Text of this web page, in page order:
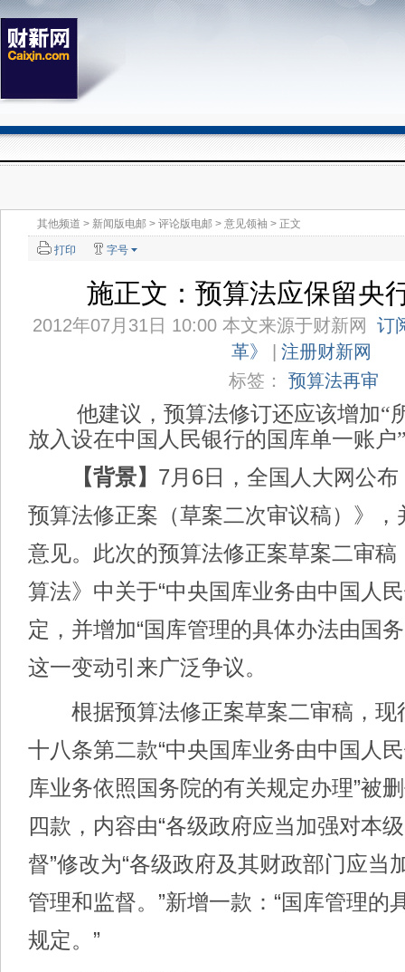
其他频道 > 新闻版电邮 > 评论版电邮 > 意见领袖 > 正文
打印 字号
施正文：预算法应保留央
2012年07月31日 10:00 本文来源于财新网
订
革》
注册财新网
标签：
预算法再审
他建议，预算法修订还应该增加“
放入设在中国人民银行的国库单一账户
【背景】 7月6日，全国人大网公
预算法修正案（草案二次审议稿）》，
意见。此次的预算法修正案草案二审稿
算法》中关于“中央国库业务由中国人
定，并增加“国库管理的具体办法由国
这一变动引来广泛争议。
根据预算法修正案草案二审稿，现
十八条第二款“中央国库业务由中国人
库业务依照国务院的有关规定办理”被
四款，内容由“各级政府应当加强对本
督”修改为“各级政府及其财政部门应当
管理和监督。”新增一款：“国库管理的
规定。”